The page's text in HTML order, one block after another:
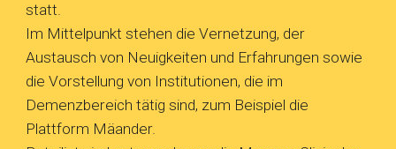
statt.
Im Mittelpunkt stehen die Vernetzung, der
Austausch von Neuigkeiten und Erfahrungen sowie
die Vorstellung von Institutionen, die im
Demenzbereich tätig sind, zum Beispiel die
Plattform Mäander.